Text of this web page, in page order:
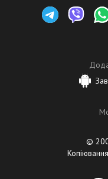
Наши ценности
- Честное отношение к
- Взаимовыгодное
©